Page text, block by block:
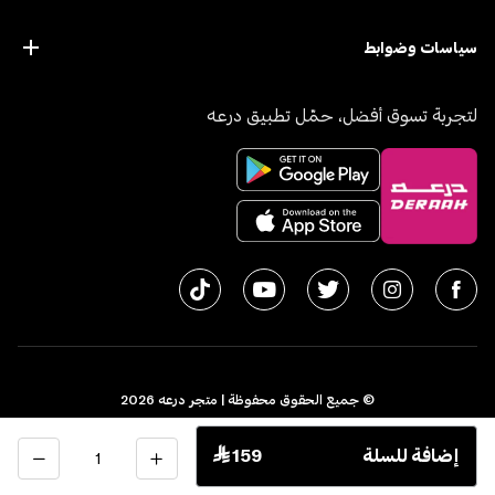
الكمية
إضافة للسلة  159
سياسات وضوابط
لتجربة تسوق أفضل، حمّل تطبيق درعه
© جميع الحقوق محفوظة | متجر درعه 2026
سجل تجاري 1010611077 - الرقم الضريبي 300055804900003
اﻟﻤﻤﻠﻜﺔ اﻟﻌﺮﺑﻴﺔ اﻟﺴﻌﻮدﻳﺔ English